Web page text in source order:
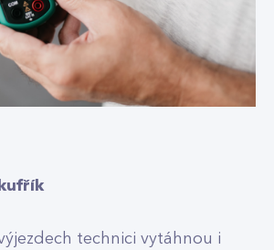
technici vytáhnou i